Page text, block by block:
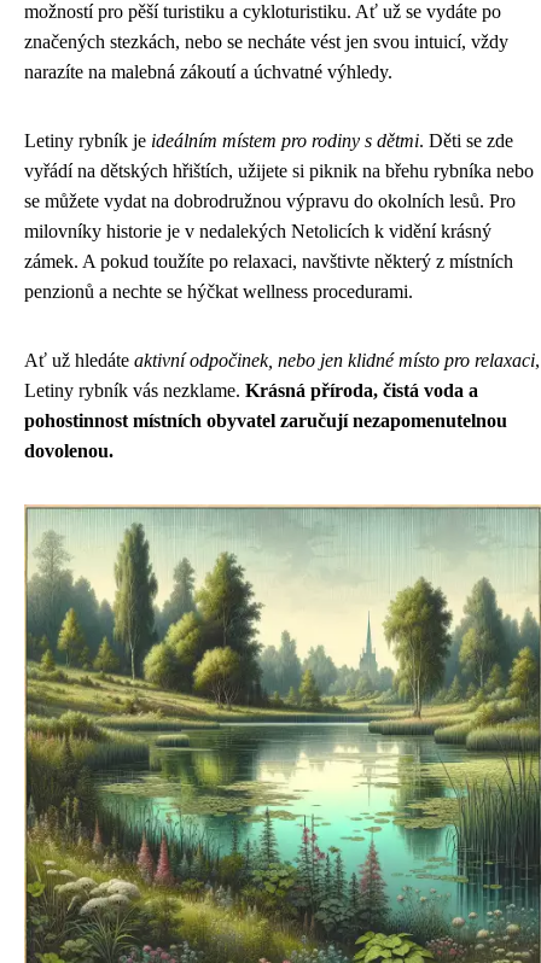
možností pro pěší turistiku a cykloturistiku. Ať už se vydáte po
značených stezkách, nebo se necháte vést jen svou intuicí, vždy
narazíte na malebná zákoutí a úchvatné výhledy.
Letiny rybník je ideálním místem pro rodiny s dětmi. Děti se zde
vyřádí na dětských hřištích, užijete si piknik na břehu rybníka nebo
se můžete vydat na dobrodružnou výpravu do okolních lesů. Pro
milovníky historie je v nedalekých Netolicích k vidění krásný
zámek. A pokud toužíte po relaxaci, navštivte některý z místních
penzionů a nechte se hýčkat wellness procedurami.
Ať už hledáte aktivní odpočinek, nebo jen klidné místo pro relaxaci,
Letiny rybník vás nezklame. Krásná příroda, čistá voda a
pohostinnost místních obyvatel zaručují nezapomenutelnou
dovolenou.